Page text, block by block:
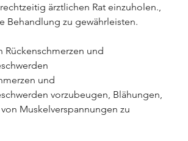
ärztlichen Rat einzuholen.,
Behandlung zu gewährleisten.
Rückenschmerzen und
und
vorzubeugen, Blähungen,
Muskelverspannungen zu